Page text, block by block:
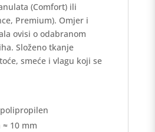
(Comfort) ili
Premium). Omjer i
ovisi o odabranom
Složeno tkanje
smeće i vlagu koji se
polipropilen
10 mm